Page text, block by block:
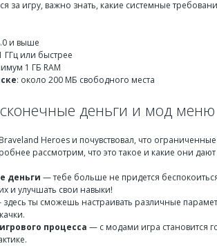
за игру, важно знать, какие системные
и выше
ГГц или быстрее
1 ГБ RAM
: около 200 МБ свободного места
деньги и мод меню
Heroes и почувствовал, что
рассмотрим, что это такое и какие они
деньги — тебе больше не придется
и улучшать свои навыки!
ты сможешь настраивать различные
процесса — с модами игра становится